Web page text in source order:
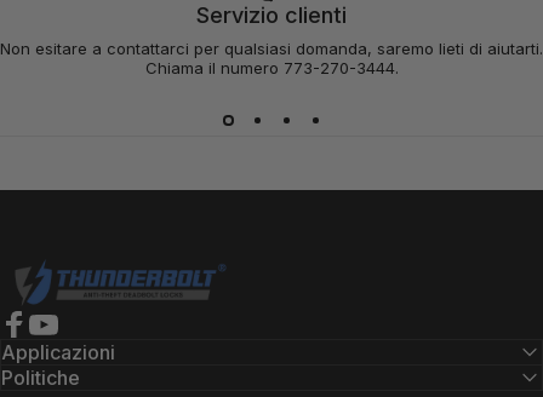
Servizio clienti
Non esitare a contattarci per qualsiasi domanda, saremo lieti di aiutarti.
Chiama il numero 773-270-3444.
Serrature Thunderbolt
Facebook
YouTube
Applicazioni
Politiche